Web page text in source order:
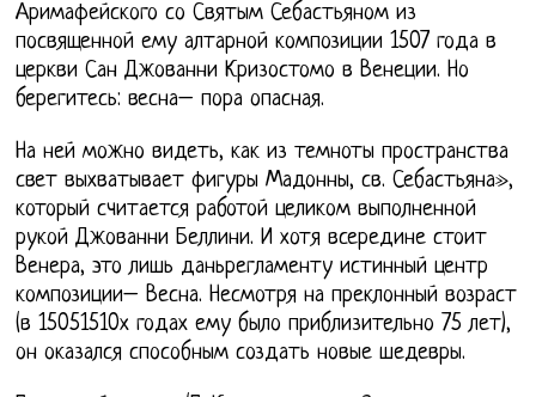
Аримафейского со Святым Себастьяном из
посвященной ему алтарной композиции 1507 года в
церкви Сан Джованни Кризостомо в Венеции. Но
берегитесь: весна– пора опасная.
На ней можно видеть, как из темноты пространства
свет выхватывает фигуры Мадонны, св. Себастьяна»,
который считается работой целиком выполненной
рукой Джованни Беллини. И хотя всередине стоит
Венера, это лишь даньрегламенту истинный центр
композиции– Весна. Несмотря на преклонный возраст
(в 15051510х годах ему было приблизительно 75 лет),
он оказался способным создать новые шедевры.